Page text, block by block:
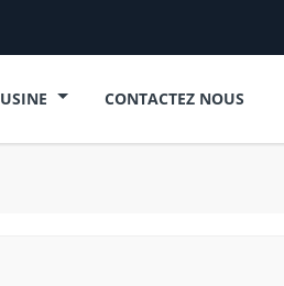
USINE CONTACTEZ NOUS